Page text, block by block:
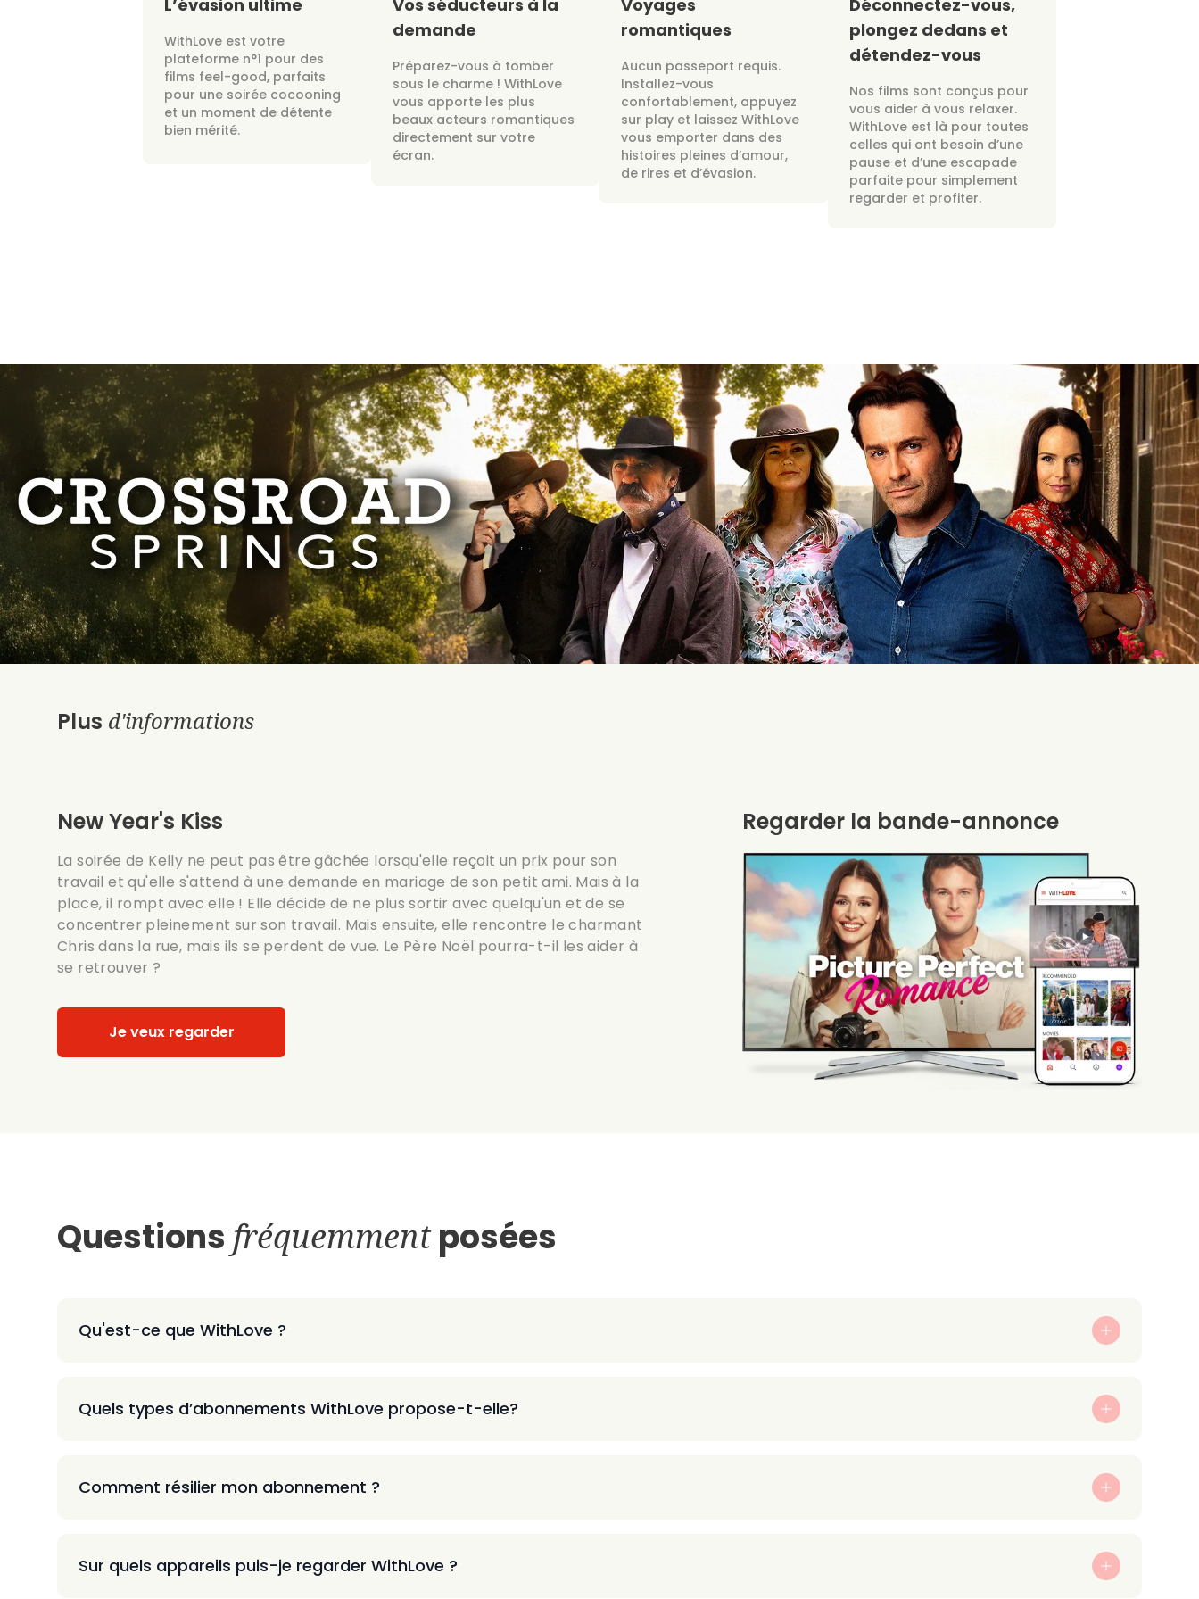
L’évasion ultime
WithLove est votre
plateforme n°1 pour des
films feel-good, parfaits
pour une soirée cocooning
et un moment de détente
bien mérité.
Vos séducteurs à la
demande
Préparez-vous à tomber
sous le charme ! WithLove
vous apporte les plus
beaux acteurs romantiques
directement sur votre
écran.
Voyages
romantiques
Aucun passeport requis.
Installez-vous
confortablement, appuyez
sur play et laissez WithLove
vous emporter dans des
histoires pleines d’amour,
de rires et d’évasion.
Déconnectez-vous,
plongez dedans et
détendez-vous
Nos films sont conçus pour
vous aider à vous relaxer.
WithLove est là pour toutes
celles qui ont besoin d’une
pause et d’une escapade
parfaite pour simplement
regarder et profiter.
Plus d'informations
New Year's Kiss
La soirée de Kelly ne peut pas être gâchée lorsqu'elle reçoit un prix pour son
travail et qu'elle s'attend à une demande en mariage de son petit ami. Mais à la
place, il rompt avec elle ! Elle décide de ne plus sortir avec quelqu'un et de se
concentrer pleinement sur son travail. Mais ensuite, elle rencontre le charmant
Chris dans la rue, mais ils se perdent de vue. Le Père Noël pourra-t-il les aider à
se retrouver ?
Je veux regarder
Regarder la bande-annonce
Questions fréquemmentposées
Qu'est-ce que WithLove ?
Quels types d’abonnements WithLove propose-t-elle?
Comment résilier mon abonnement ?
Sur quels appareils puis-je regarder WithLove ?